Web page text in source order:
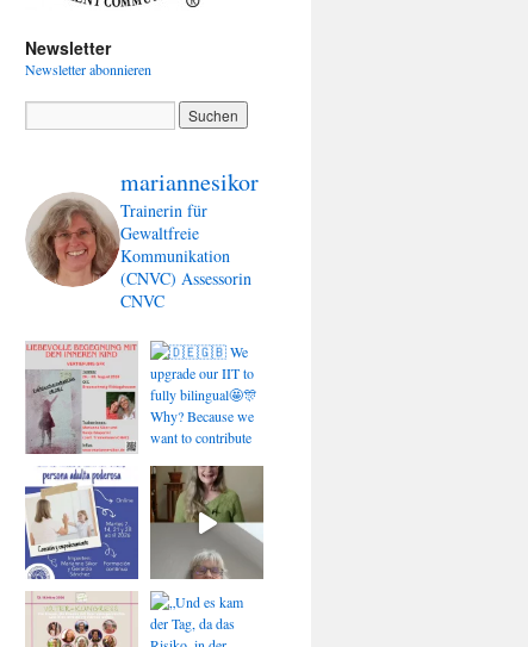
Newsletter
Newsletter abonnieren
mariannesikor
Trainerin für
Gewaltfreie
Kommunikation
(CNVC) Assessorin
CNVC